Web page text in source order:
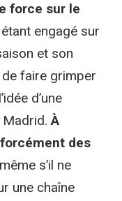
force sur le
engagé sur
et son
faire grimper
d’une
Madrid.À
des
s’il ne
une chaîne